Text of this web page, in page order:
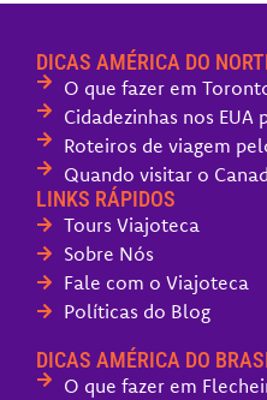
DICAS AMÉRICA DO
O que fazer em
Cidadezinhas nos EUA
Roteiros de viagem
Quando visitar o
LINKS RÁPIDOS
Tours Viajoteca
Sobre Nós
Fale com o Viajoteca
Políticas do Blog
DICAS AMÉRICA DO
O que fazer em